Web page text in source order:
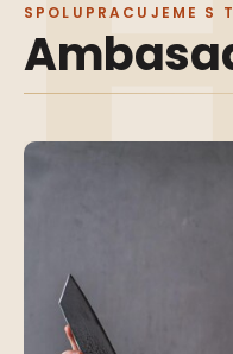
SPOLUPRACUJEME S